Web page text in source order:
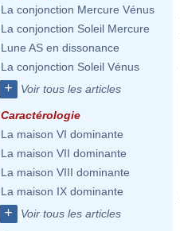
La conjonction Mercure Vénus
La conjonction Soleil Mercure
Lune AS en dissonance
La conjonction Soleil Vénus
+ Voir tous les articles
Caractérologie
La maison VI dominante
La maison VII dominante
La maison VIII dominante
La maison IX dominante
+ Voir tous les articles